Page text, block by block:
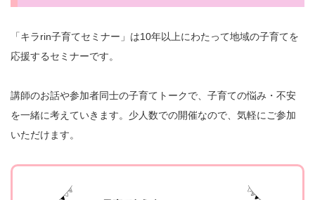
「キラrin子育てセミナー」は10年以上にわたって地域の子育てを
応援するセミナーです。
講師のお話や参加者同士の子育てトークで、子育ての悩み・不安
を一緒に考えていきます。少人数での開催なので、気軽にご参加
いただけます。